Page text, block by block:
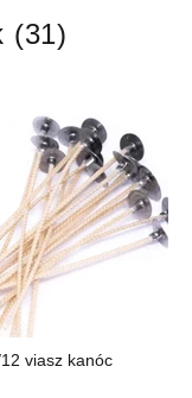
(31)
viasz kanóc